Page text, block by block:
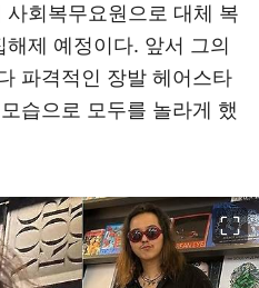
회복무요원으로 대체 복
제 예정이다. 앞서 그의
파격적인 장발 헤어스타
습으로 모두를 놀라게 했